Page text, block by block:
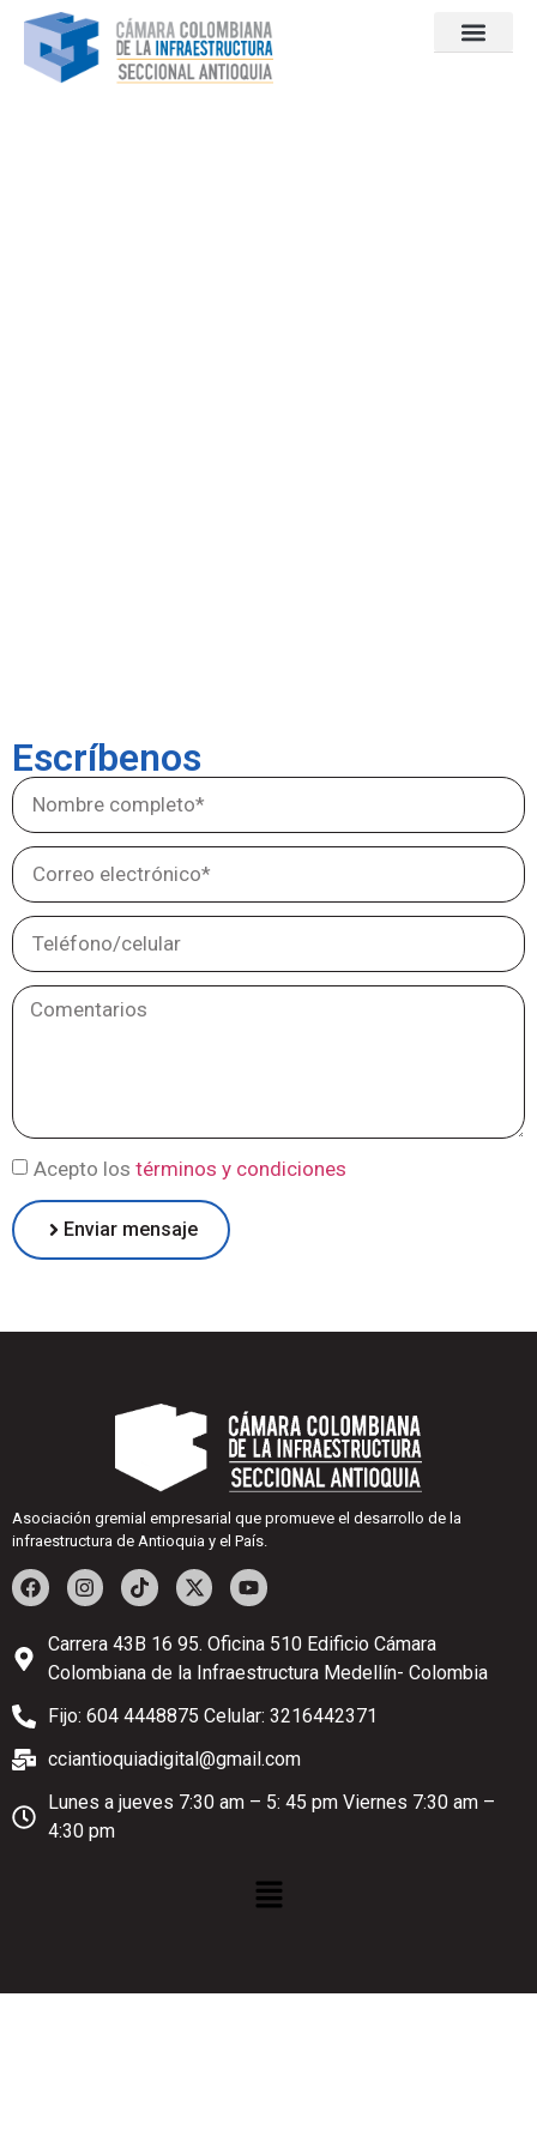
Escríbenos
Acepto los términos y condiciones
Enviar mensaje
Asociación gremial empresarial que promueve el desarrollo de la
infraestructura de Antioquia y el País.
Carrera 43B 16 95. Oficina 510 Edificio Cámara
Colombiana de la Infraestructura Medellín- Colombia
Fijo: 604 4448875 Celular: 3216442371
cciantioquiadigital@gmail.com
Lunes a jueves 7:30 am – 5: 45 pm Viernes 7:30 am –
4:30 pm